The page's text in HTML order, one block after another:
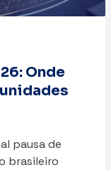
Onde
pausa de
brasileiro